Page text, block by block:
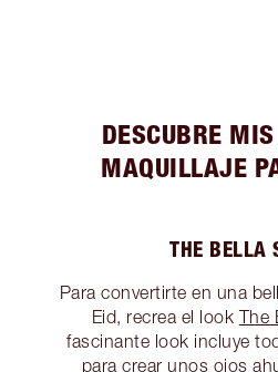
DESCUBRE
MAQUILLAJE
THE BELLA
Para convertirte en una
Eid, recrea el look The
fascinante look incluye
para crear unos ojos